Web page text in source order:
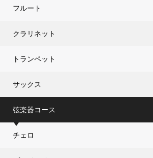
フルート
クラリネット
トランペット
サックス
弦楽器コース
チェロ